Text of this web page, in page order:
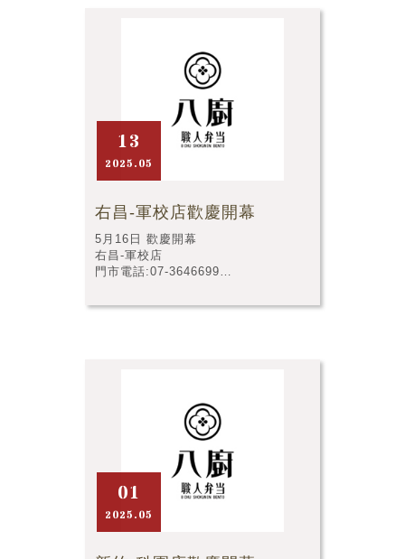
13
2025.05
右昌-軍校店歡慶開幕
5月16日 歡慶開幕
右昌-軍校店
門市電話:07-3646699
01
2025.05